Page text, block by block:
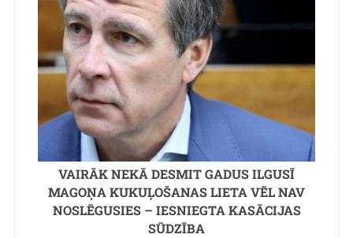
VAIRĀK NEKĀ DESMIT GADUS ILGUSĪ
MAGOŅA KUKUĻOŠANAS LIETA VĒL NAV
NOSLĒGUSIES – IESNIEGTA KASĀCIJAS
SŪDZĪBA